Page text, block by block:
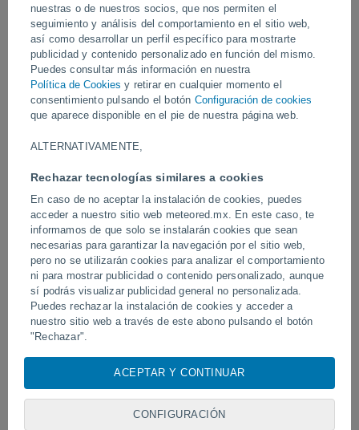
nuestras o de nuestros socios, que nos permiten el
seguimiento y análisis del comportamiento en el sitio web,
así como desarrollar un perfil específico para mostrarte
publicidad y contenido personalizado en función del mismo.
Puedes consultar más información en nuestra
Política de Cookies y retirar en cualquier momento el
consentimiento pulsando el botón Configuración de cookies
que aparece disponible en el pie de nuestra página web.
ALTERNATIVAMENTE,
Rechazar tecnologías similares a cookies
En caso de no aceptar la instalación de cookies, puedes
acceder a nuestro sitio web meteored.mx. En este caso, te
informamos de que solo se instalarán cookies que sean
necesarias para garantizar la navegación por el sitio web,
pero no se utilizarán cookies para analizar el comportamiento
ni para mostrar publicidad o contenido personalizado, aunque
sí podrás visualizar publicidad general no personalizada.
Puedes rechazar la instalación de cookies y acceder a
nuestro sitio web a través de este abono pulsando el botón
"Rechazar".
cookies, identificadores únicos o tecnologías similares para
almacenar, acceder y procesar datos personales como su
visita en este sitio web, las direcciones IP y los
ACEPTAR Y CONTINUAR
CONFIGURACIÓN
En las últimas horas se han producido fuertes tormentas en las
Islas Baleares, dejando a su paso lluvias intensas y un desfile de
mangas marinas.
Vídeos
Tornados y lluvias torrenciales en
Pelotas, Brasil.
Ondas tropicales,
mexicano dejarán
de semana